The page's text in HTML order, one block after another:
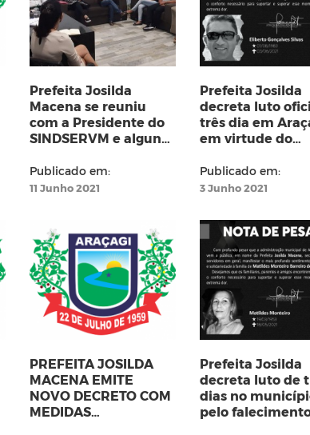
Prefeita Josilda
Macena se reuniu
com a Presidente do
SINDSERVM e alguns
de assuntos da
categoria
Publicado em:
11 Junho 2021
Prefeita Josilda
decreta luto
três dia em
em virtude do
Eliberto
Publicado em:
3 Junho 2021
PREFEITA JOSILDA
MACENA EMITE
NOVO DECRETO COM
MEDIDAS
Prefeita Josilda
decreta luto de
dias no
pelo